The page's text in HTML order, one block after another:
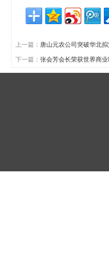
上一篇： 唐山元农公司突破华北
下一篇：张会芳会长荣获世界商